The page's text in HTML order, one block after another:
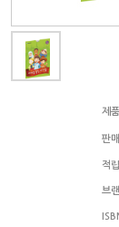
제
판
적
브